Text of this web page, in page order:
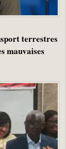
terrestres
mauvaises